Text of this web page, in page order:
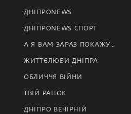
ДНІПРОNEWS
ДНІПРОNEWS СПОРТ
А Я ВАМ ЗАРАЗ ПОКАЖУ…
ЖИТТЄЛЮБИ ДНІПРА
ОБЛИЧЧЯ ВІЙНИ
ТВІЙ РАНОК
ДНІПРО ВЕЧІРНІЙ